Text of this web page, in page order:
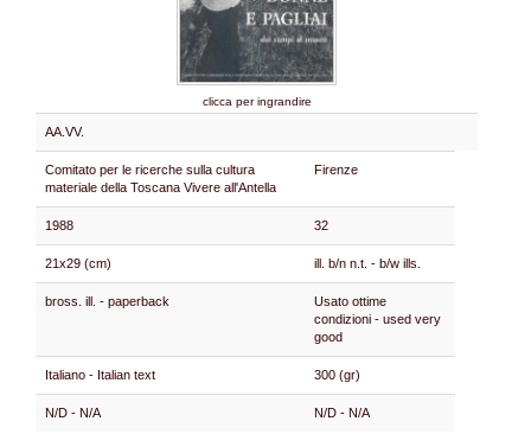
clicca per ingrandire
AA.VV.
Comitato per le ricerche sulla cultura
materiale della Toscana Vivere all'Antella
Firenze
1988 32
21x29 (cm) ill. b/n n.t. - b/w ills.
bross. ill. - paperback
Usato ottime
condizioni - used very
good
Italiano - Italian text 300 (gr)
N/D - N/A N/D - N/A